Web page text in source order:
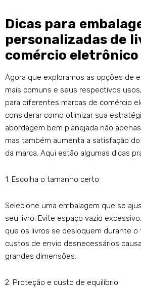
Dicas para
personalizadas de
comércio eletrônico
Agora que exploramos as opções de
mais comuns e seus respectivos
para diferentes marcas de comércio
considerar como otimizar sua
abordagem bem planejada não
mas também aumenta a satisfação
da marca. Aqui estão algumas dicas
1. Escolha o tamanho certo
Selecione uma embalagem que se
seu livro. Evite espaço vazio
que os livros se desloquem durante
custos de envio desnecessários
grandes dimensões.
2. Proteção e custo de equilíbrio